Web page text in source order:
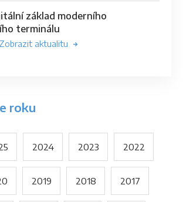
základ moderního
terminálu
Zobrazit aktualitu
roku
2024 2023 2022
2019 2018 2017